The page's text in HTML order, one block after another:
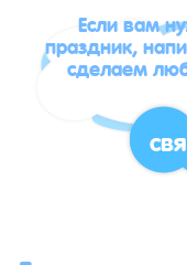
Если вам
праздник,
сделаем